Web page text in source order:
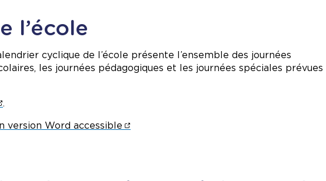
l’école
cyclique de l’école présente l’ensemble des journées
les journées pédagogiques et les journées spéciales prévues
.
version Word accessible